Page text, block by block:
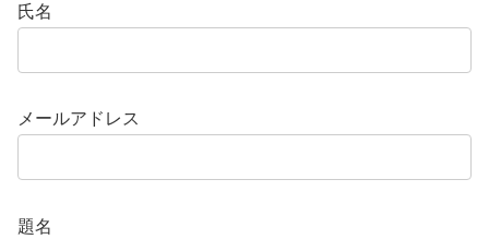
氏名
メールアドレス
題名